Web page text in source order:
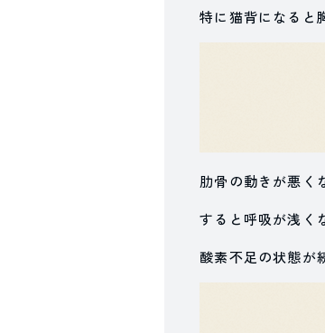
特に猫背になると
肋骨の動きが悪く
すると呼吸が浅く
酸素不足の状態が